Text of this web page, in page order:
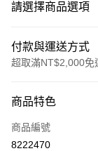
請選擇商品選項
付款與運送方式
超取滿NT$2,000免
信用卡一次付款
超商取貨付款
商品特色
商品編號
8222470